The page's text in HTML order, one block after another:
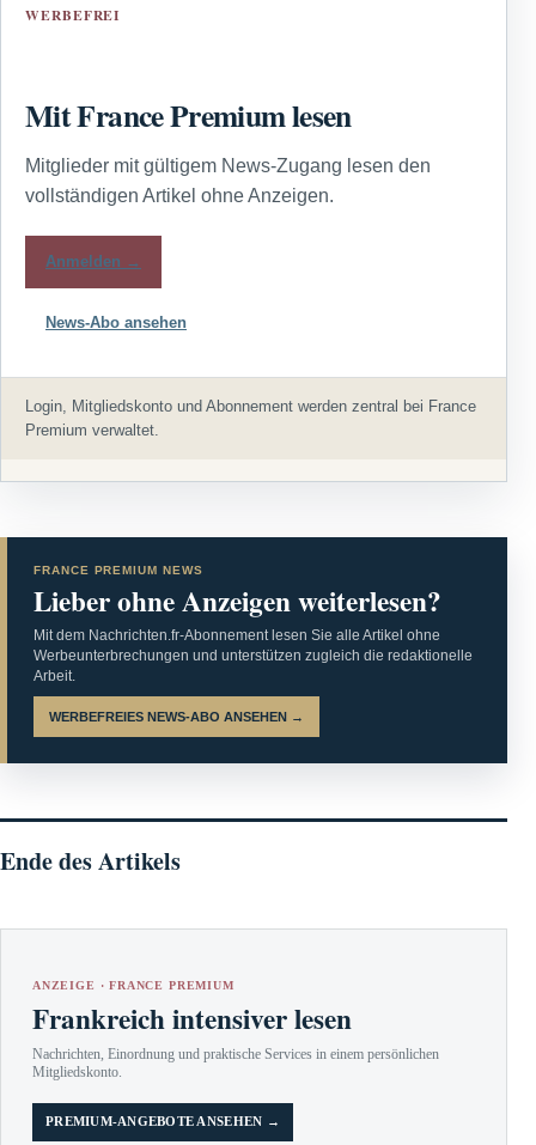
WERBEFREI
Mit France Premium lesen
Mitglieder mit gültigem News-Zugang lesen den
vollständigen Artikel ohne Anzeigen.
Anmelden →
News-Abo ansehen
Login, Mitgliedskonto und Abonnement werden zentral bei France
Premium verwaltet.
FRANCE PREMIUM NEWS
Lieber ohne Anzeigen weiterlesen?
Mit dem Nachrichten.fr-Abonnement lesen Sie alle Artikel ohne
Werbeunterbrechungen und unterstützen zugleich die redaktionelle
Arbeit.
WERBEFREIES NEWS-ABO ANSEHEN →
Ende des Artikels
ANZEIGE · FRANCE PREMIUM
Frankreich intensiver lesen
Nachrichten, Einordnung und praktische Services in einem persönlichen
Mitgliedskonto.
PREMIUM-ANGEBOTE ANSEHEN →